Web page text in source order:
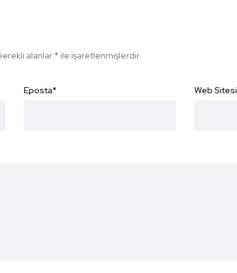
alanlar * ile işaretlenmişlerdir
Eposta* Web Sitesi